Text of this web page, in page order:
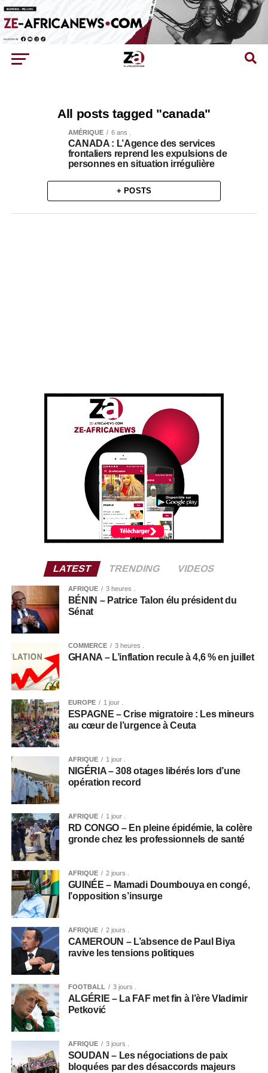
All posts tagged "canada"
AMÉRIQUE 6 ans .
CANADA : L’Agence des services
frontaliers reprend les expulsions de
personnes en situation irrégulière
+ POSTS
LATEST TRENDING VIDEOS
AFRIQUE 3 heures .
BÉNIN – Patrice Talon élu président du
Sénat
COMMERCE 3 heures .
GHANA – L’inflation recule à 4,6 % en juillet
EUROPE 1 jour .
ESPAGNE – Crise migratoire : Les mineurs
au cœur de l’urgence à Ceuta
AFRIQUE 1 jour .
NIGÉRIA – 308 otages libérés lors d’une
opération record
AFRIQUE 1 jour .
RD CONGO – En pleine épidémie, la colère
gronde chez les professionnels de santé
AFRIQUE 2 jours .
GUINÉE – Mamadi Doumbouya en congé,
l’opposition s’insurge
AFRIQUE 2 jours .
CAMEROUN – L’absence de Paul Biya
ravive les tensions politiques
FOOTBALL 3 jours .
ALGÉRIE – La FAF met fin à l’ère Vladimir
Petković
AFRIQUE 3 jours .
SOUDAN – Les négociations de paix
bloquées par des désaccords majeurs